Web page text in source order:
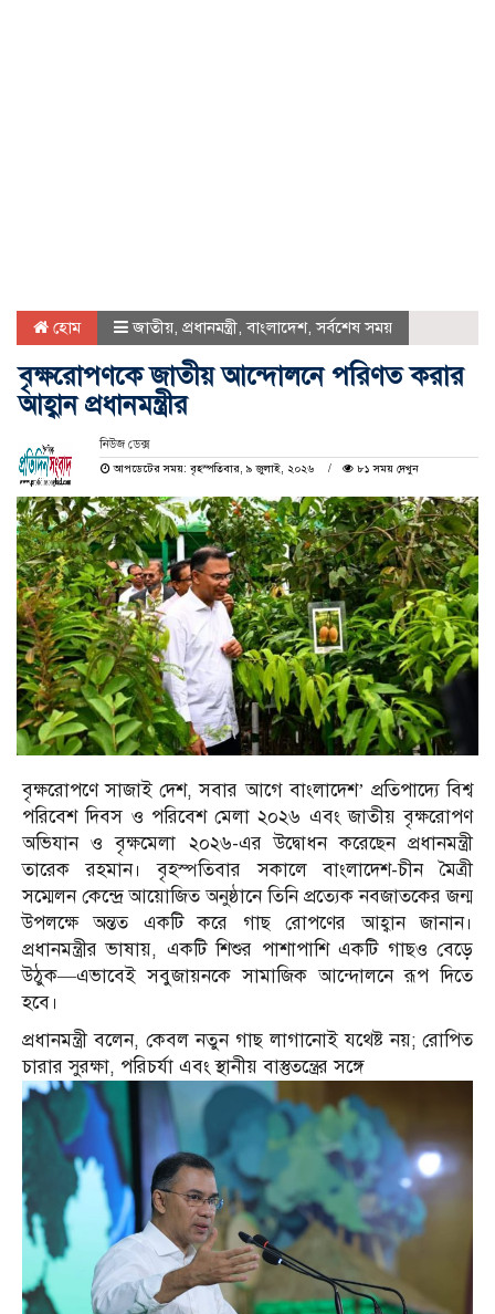
হোম জাতীয় প্রধানমন্ত্রী ,বাংলাদেশ,সর্বশেষ সময়
বৃক্ষরোপণকে জাতীয় আন্দোলনে পরিণত করার
আহ্বান প্রধানমন্ত্রীর
নিউজ ডেক্স
আপডেটের সময়: বৃহস্পতিবার, ৯ জুলাই, ২০২৬
৮১ সময় দেখুন
বৃক্ষরোপণে সাজাই দেশ, সবার আগে বাংলাদেশ’ প্রতিপাদ্যে বিশ্ব
পরিবেশ দিবস ও পরিবেশ মেলা ২০২৬ এবং জাতীয় বৃক্ষরোপণ
অভিযান ও বৃক্ষমেলা ২০২৬-এর উদ্বোধন করেছেন প্রধানমন্ত্রী
তারেক রহমান। বৃহস্পতিবার সকালে বাংলাদেশ-চীন মৈত্রী
সম্মেলন কেন্দ্রে আয়োজিত অনুষ্ঠানে তিনি প্রত্যেক নবজাতকের জন্ম
উপলক্ষে অন্তত একটি করে গাছ রোপণের আহ্বান জানান।
প্রধানমন্ত্রীর ভাষায়, একটি শিশুর পাশাপাশি একটি গাছও বেড়ে
উঠুক—এভাবেই সবুজায়নকে সামাজিক আন্দোলনে রূপ দিতে
হবে।
প্রধানমন্ত্রী বলেন, কেবল নতুন গাছ লাগানোই যথেষ্ট নয়; রোপিত
চারার সুরক্ষা, পরিচর্যা এবং স্থানীয় বাস্তুতন্ত্রের সঙ্গে